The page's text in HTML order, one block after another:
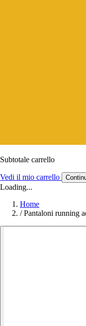
Subtotale carrello
Vedi il mio carrello
Loading...
Home
/ Pantaloni running